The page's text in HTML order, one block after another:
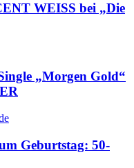
WEISS bei „Die
„Morgen Gold“
Geburtstag: 50-